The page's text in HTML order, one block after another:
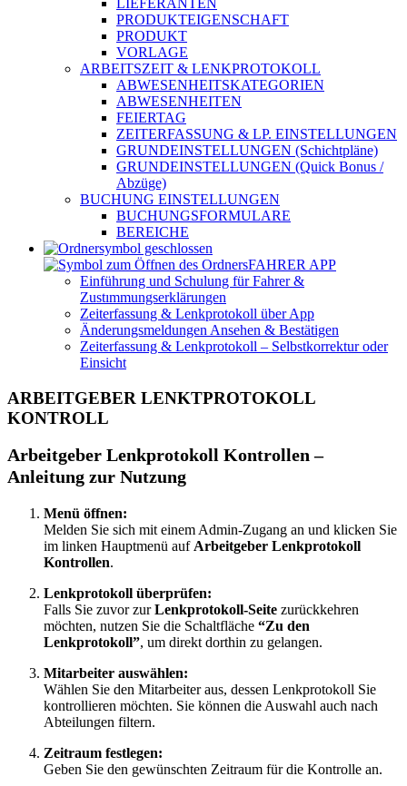
LIEFERANTEN
PRODUKTEIGENSCHAFT
PRODUKT
VORLAGE
ARBEITSZEIT & LENKPROTOKOLL
ABWESENHEITSKATEGORIEN
ABWESENHEITEN
FEIERTAG
ZEITERFASSUNG & LP. EINSTELLUNGEN
GRUNDEINSTELLUNGEN (Schichtpläne)
GRUNDEINSTELLUNGEN (Quick Bonus /
Abzüge)
BUCHUNG EINSTELLUNGEN
BUCHUNGSFORMULARE
BEREICHE
FAHRER APP
Einführung und Schulung für Fahrer &
Zustımmungserklärungen
Zeiterfassung & Lenkprotokoll über App
Änderungsmeldungen Ansehen & Bestätigen
Zeiterfassung & Lenkprotokoll – Selbstkorrektur oder
Einsicht
ARBEITGEBER LENKTPROTOKOLL
KONTROLL
Arbeitgeber Lenkprotokoll Kontrollen –
Anleitung zur Nutzung
Menü öffnen:
Melden Sie sich mit einem Admin-Zugang an und klicken Sie
im linken Hauptmenü aufArbeitgeber Lenkprotokoll
Kontrollen.
Lenkprotokoll überprüfen:
Falls Sie zuvor zurLenkprotokoll-Seite zurückkehren
möchten, nutzen Sie die Schaltfläche “Zu den
Lenkprotokoll”, um direkt dorthin zu gelangen.
Mitarbeiter auswählen:
Wählen Sie den Mitarbeiter aus, dessen Lenkprotokoll Sie
kontrollieren möchten. Sie können die Auswahl auch nach
Abteilungen filtern.
Zeitraum festlegen:
Geben Sie den gewünschten Zeitraum für die Kontrolle an.